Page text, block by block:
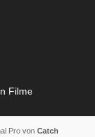
Filme
Pro von Catch